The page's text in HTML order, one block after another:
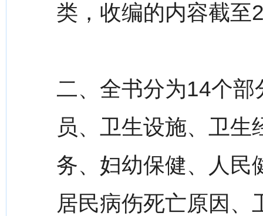
类，收编的内容截至
二、全书分为14个
员、卫生设施、卫
务、妇幼保健、人民
居民病伤死亡原因、